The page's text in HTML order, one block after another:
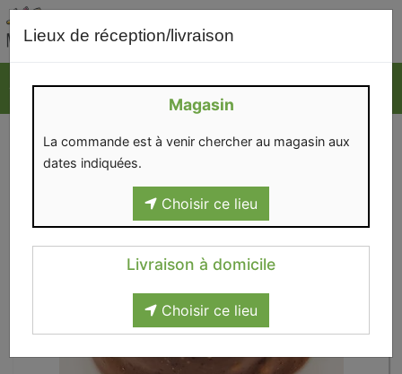
Lieux de réception/livraison
Magasin
La commande est à venir chercher au magasin aux
dates indiquées.
Choisir ce lieu
Livraison à domicile
Choisir ce lieu